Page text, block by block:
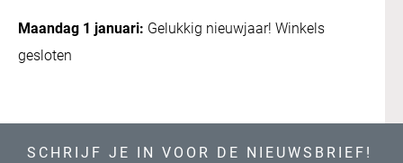
Maandag 1 januari: Gelukkig nieuwjaar! Winkels
gesloten
SCHRIJF JE IN VOOR DE NIEUWSBRIEF!